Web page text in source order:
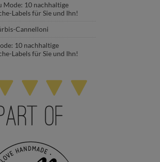
Mode: 10 nachhaltige
Labels für Sie und Ihn!
Cannelloni
10 nachhaltige
Labels für Sie und Ihn!